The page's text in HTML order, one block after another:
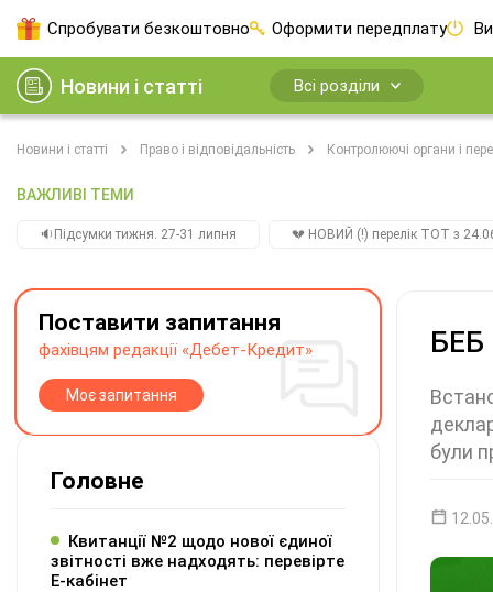
Спробувати безкоштовно Оформити передплату
Новини і статті Всі розділи
Новини і статті Право і відповідальність Контролюючі органи і
ВАЖЛИВІ ТЕМИ
🔉Підсумки тижня. 27-31 липня 💔 НОВИЙ (!) перелік ТОТ з
БЕБ
були
Поставити запитання
фахівцям редакції «Дебет-Кредит»
Моє запитання
Головне
Квитанції №2 щодо нової єдиної
звітності вже надходять: перевірте
Е-кабінет